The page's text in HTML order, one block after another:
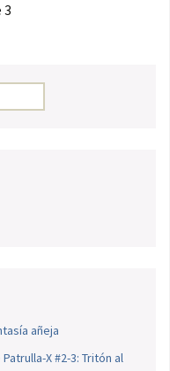
3
añeja
X #2-3: Tritón al